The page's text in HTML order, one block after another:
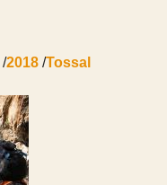
/2018 /Tossal